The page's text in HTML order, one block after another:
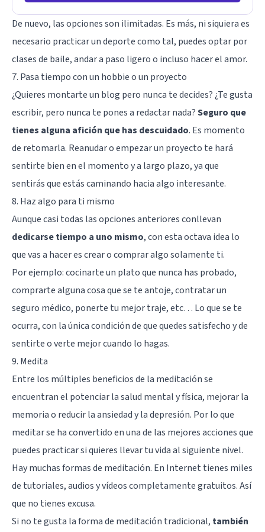
De nuevo, las opciones son ilimitadas. Es más, ni siquiera es
necesario practicar un deporte como tal, puedes optar por
clases de baile, andar a paso ligero o incluso hacer el amor.
7. Pasa tiempo con un hobbie o un proyecto
¿Quieres montarte un blog pero nunca te decides? ¿Te gusta
escribir, pero nunca te pones a redactar nada?Seguro que
tienes alguna afición que has descuidado. Es momento
de retomarla. Reanudar o empezar un proyecto te hará
sentirte bien en el momento y a largo plazo, ya que
sentirás que estás caminando hacia algo interesante.
8. Haz algo para ti mismo
Aunque casi todas las opciones anteriores conllevan
dedicarse tiempo a uno mismo, con esta octava idea lo
que vas a hacer es crear o comprar algo solamente ti.
Por ejemplo: cocinarte un plato que nunca has probado,
comprarte alguna cosa que se te antoje, contratar un
seguro médico, ponerte tu mejor traje, etc… Lo que se te
ocurra, con la única condición de que quedes satisfecho y de
sentirte o verte mejor cuando lo hagas.
9. Medita
Entre los múltiples beneficios de la meditación se
encuentran el potenciar la salud mental y física, mejorar la
memoria o reducir la ansiedad y la depresión. Por lo que
meditar se ha convertido en una de las mejores acciones que
puedes practicar si quieres llevar tu vida al siguiente nivel.
Hay muchas formas de meditación. En Internet tienes miles
de tutoriales, audios y vídeos completamente gratuitos. Así
que no tienes excusa.
Si no te gusta la forma de meditación tradicional, también